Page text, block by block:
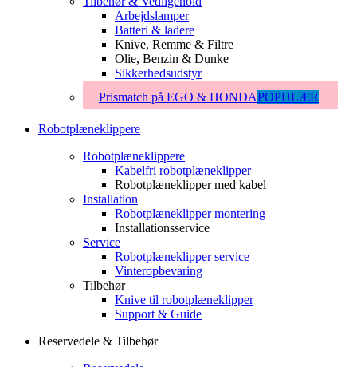
Arbejdslamper
Batteri & ladere
Knive, Remme & Filtre
Olie, Benzin & Dunke
Sikkerhedsudstyr
Prismatch på EGO & HONDAPOPULÆR
Robotplæneklippere
Robotplæneklippere
Kabelfri robotplæneklipper
Robotplæneklipper med kabel
Installation
Robotplæneklipper montering
Installationsservice
Service
Robotplæneklipper service
Vinteropbevaring
Tilbehør
Knive til robotplæneklipper
Support & Guide
Reservedele & Tilbehør